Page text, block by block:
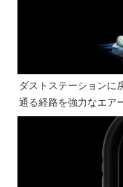
ダストステーションに
通る経路を強力なエア